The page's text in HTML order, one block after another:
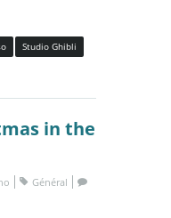
Studio Ghibli
in the
Général